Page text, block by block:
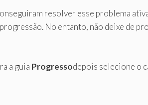
resolver esse problema
No entanto, não deixe de
a guia Progressodepois selecione o